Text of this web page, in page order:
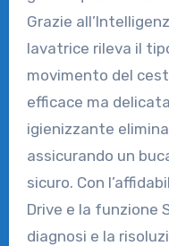
Grazie
lavatrice rileva il
movimento del
efficace ma
igienizzante
assicurando un
sicuro. Con
Drive e la funzione
diagnosi e la